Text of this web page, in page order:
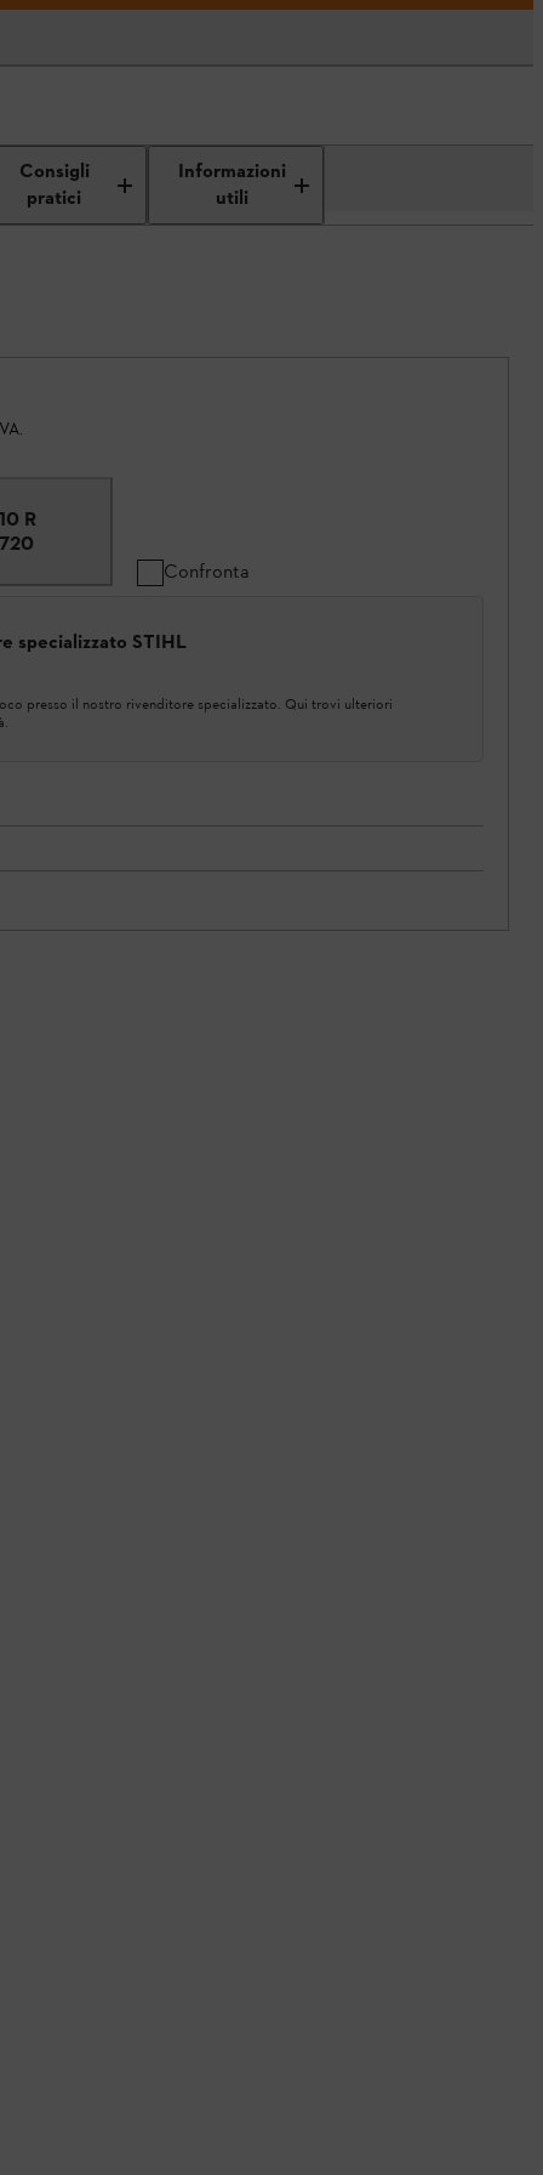
Consigli
pratici
Informazioni
utili
R
Confronta
specializzato STIHL
presso il nostro rivenditore specializzato. Qui trovi ulteriori